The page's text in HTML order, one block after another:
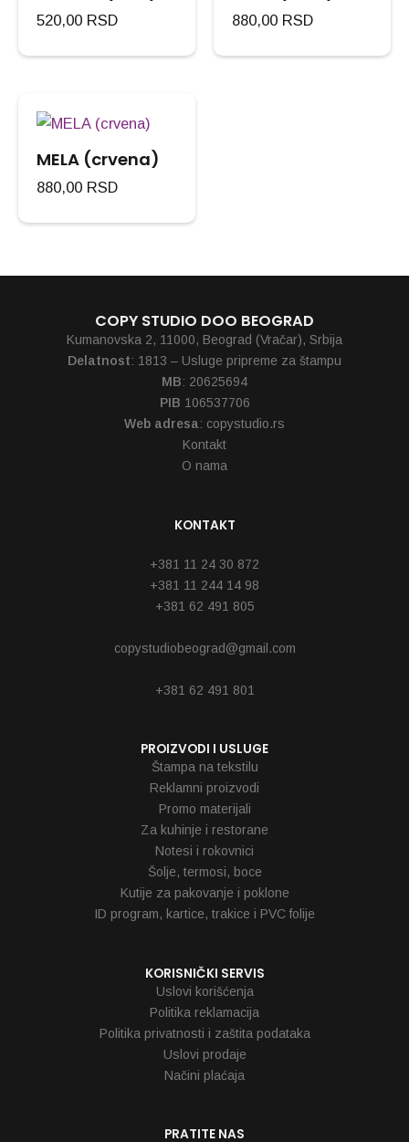
520,00 RSD 880,00 RSD
MELA (crvena)
880,00 RSD
COPY STUDIO DOO BEOGRAD
Kumanovska 2, 11000, Beograd (Vračar), Srbija
Delatnost: 1813 – Usluge pripreme za štampu
MB: 20625694
PIB 106537706
Web adresa: copystudio.rs
Kontakt
O nama
KONTAKT
+381 11 24 30 872
+381 11 244 14 98
+381 62 491 805
copystudiobeograd@gmail.com
+381 62 491 801
PROIZVODI I USLUGE
Štampa na tekstilu
Reklamni proizvodi
Promo materijali
Za kuhinje i restorane
Notesi i rokovnici
Šolje, termosi, boce
Kutije za pakovanje i poklone
ID program, kartice, trakice i PVC folije
KORISNIČKI SERVIS
Uslovi korišćenja
Politika reklamacija
Politika privatnosti i zaštita podataka
Uslovi prodaje
Načini plaćaja
PRATITE NAS